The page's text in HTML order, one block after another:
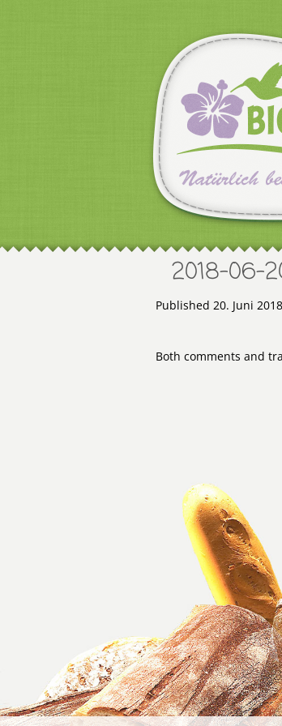
2018-06-
Published 20. Juni 2018
Both comments and